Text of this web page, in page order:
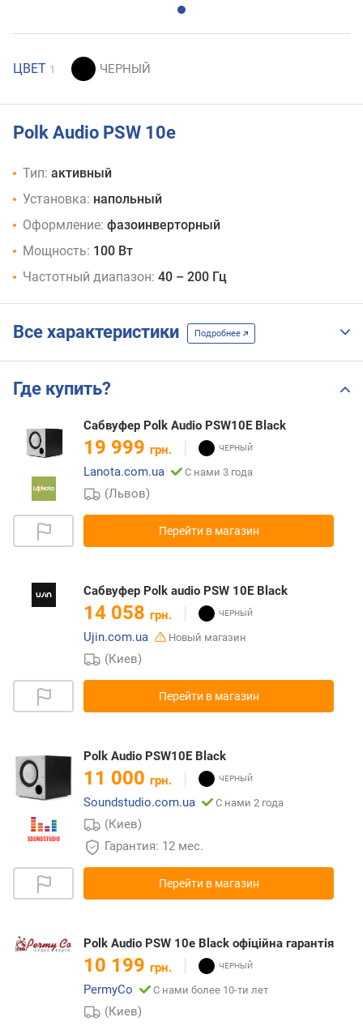
ЦВЕТ 1
Polk Audio PSW 10e
Тип: активный
Установка: напольный
Оформление: фазоинверторный
Мощность: 100 Вт
Частотный диапазон: 40 – 200 Гц
Все характеристики Подробнее
Где купить?
Сабвуфер Polk Audio PSW10E Black
19 999 грн.
Lanota.com.ua
С нами 3 года
(Львов)
Перейти в магазин
Сабвуфер Polk audio PSW 10E Black
14 058 грн.
Ujin.com.ua
Новый магазин
(Киев)
Перейти в магазин
Polk Audio PSW10E Black
11 000 грн.
Soundstudio.com.ua
С нами 2 года
(Киев)
Гарантия: 12 мес.
Перейти в магазин
Polk Audio PSW 10e Black офіційна гарантія
10 199 грн.
PermyCo
С нами более 10-ти лет
(Киев)